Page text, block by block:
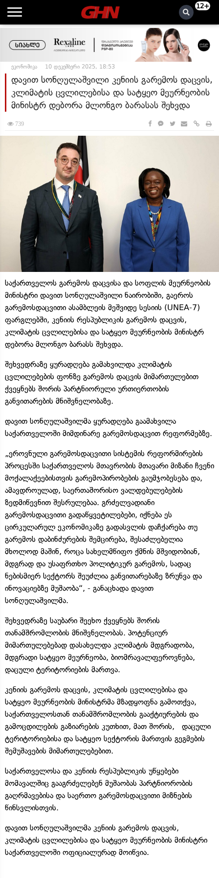
12+
ეკონომიკა 10 დეკემბერი 2025, 18:53
დავით სონღულაშვილი კენიის გარემოს დაცვის,
კლიმატის ცვლილებისა და სატყეო მეურნეობის
მინისტრ დებორა მლონგო ბარასას შეხვდა
739
საქართველოს გარემოს დაცვისა და სოფლის მეურნეობის
მინისტრი დავით სონღულაშვილი ნაირობიში, გაეროს
გარემოსდაცვითი ასამბლეის მეშვიდე სესიის (UNEA-7)
ფარგლებში, კენიის რესპუბლიკის გარემოს დაცვის,
კლიმატის ცვლილებისა და სატყეო მეურნეობის მინისტრ
დებორა მლონგო ბარასს შეხვდა.
შეხვედრაზე ყურადღება გამახვილდა კლიმატის
ცვლილებების ფონზე გარემოს დაცვის მიმართულებით
ქვეყნებს შორის პარტნიორული ურთიერთობის
განვითარების მნიშვნელობაზე.
დავით სონღულაშვილმა ყურადღება გაამახვილა
საქართველოში მიმდინარე გარემოსდაცვით რეფორმებზე.
„ეროვნული გარემოსდაცვითი სისტემის რეფორმირების
პროცესში საქართველოს მთავრობის მთავარი მიზანი ჩვენი
მოქალაქეებისთვის გარემოპირობების გაუმჯობესება და,
ამავდროულად, საერთაშორისო ვალდებულებების
ზედმიწევნით შესრულებაა. გრძელვადიანი
გარემოსდაცვითი გადაწყვეტილებები, იქნება ეს
ცირკულარულ ეკონომიკაზე გადასვლის დაჩქარება თუ
გარემოს დაბინძურების შემცირება, შესაძლებელია
მხოლოდ მაშინ, როცა სახელმწიფო ქმნის მშვიდობიან,
მდგრად და უსაფრთხო პოლიტიკურ გარემოს, სადაც
ნებისმიერ სექტორს შეუძლია განვითარებაზე ზრუნვა და
ინოვაციებზე მუშაობა“, - განაცხადა დავით
სონღულაშვილმა.
შეხვედრაზე საუბარი შეეხო ქვეყნებს შორის
თანამშრომლობის მნიშვნელობას. პოტენციურ
მიმართულებებად დასახელდა კლიმატის მდგრადობა,
მდგრადი სატყეო მეურნეობა, ბიომრავალფეროვნება,
დაცული ტერიტორიების მართვა.
კენიის გარემოს დაცვის, კლიმატის ცვლილებისა და
სატყეო მეურნეობის მინისტრმა მზადყოფნა გამოთქვა,
საქართველოსთან თანამშრომლობის გააქტიურების და
გამოცდილების გაზიარების კუთხით, მათ შორის, დაცული
ტერიტორიებისა და სატყეო სექტორის მართვის გეგმების
შემუშავების მიმართულებებით.
საქართველოსა და კენიის რესპუბლიკის უწყებები
მომავალშიც გააგრძელებენ მუშაობას პარტნიორობის
გაღრმავებისა და საერთო გარემოსდაცვითი მიზნების
წინსვლისთვის.
დავით სონღულაშვილმა კენიის გარემოს დაცვის,
კლიმატის ცვლილებისა და სატყეო მეურნეობის მინისტრი
საქართველოში ოფიციალურად მოიწვია.